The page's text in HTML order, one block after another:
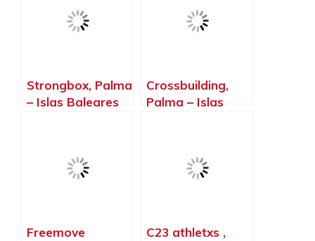
Strongbox, Palma
– Islas Baleares
Crossbuilding,
Palma – Islas
Freemove
C23 athletxs ,